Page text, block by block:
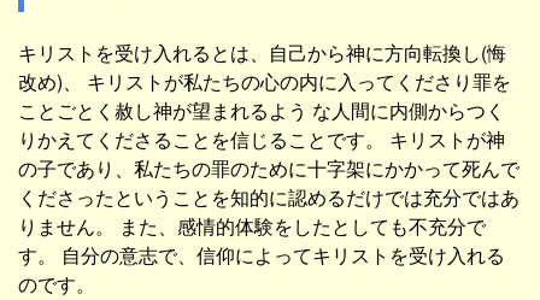
キリストを受け入れるとは、自己から神に方向転換し(悔
改め)、 キリストが私たちの心の内に入ってくださり罪を
ことごとく赦し神が望まれるよう な人間に内側からつく
りかえてくださることを信じることです。 キリストが神
の子であり、私たちの罪のために十字架にかかって死んで
くださったということを知的に認めるだけでは充分ではあ
りません。 また、感情的体験をしたとしても不充分で
す。 自分の意志で、信仰によってキリストを受け入れる
のです。